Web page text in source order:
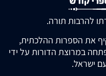
להרבות תורה.
את הספרות ההלכתית,
במרוצת הדורות על ידי
ישראל.